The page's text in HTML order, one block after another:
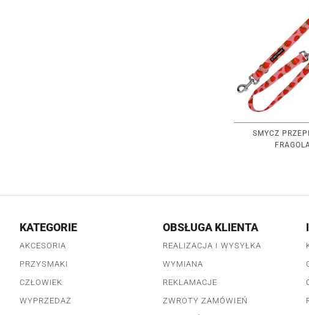
SMYCZ
KATEGORIE
AKCESORIA
PRZYSMAKI
CZŁOWIEK
WYPRZEDAŻ
OBSŁUGA KLIENTA
REALIZACJA I WYSYŁKA
WYMIANA
REKLAMACJE
ZWROTY ZAMÓWIEŃ